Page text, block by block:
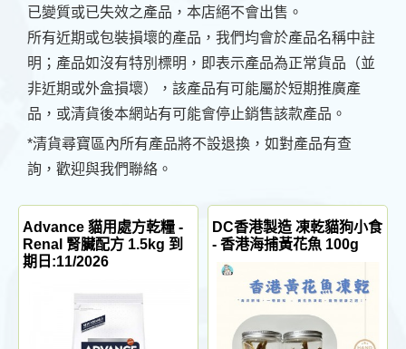
已變質或已失效之產品，本店絕不會出售。
所有近期或包裝損壞的產品，我們均會於產品名稱中註
明；產品如沒有特別標明，即表示產品為正常貨品（並
非近期或外盒損壞），該產品有可能屬於短期推廣產
品，或清貨後本網站有可能會停止銷售該款產品。
*清貨尋寶區內所有產品將不設退換，如對產品有查
詢，歡迎與我們聯絡。
Advance 貓用處方乾糧 -
Renal 腎臟配方 1.5kg 到
期日:11/2026
DC香港製造 凍乾貓狗小食
- 香港海捕黃花魚 100g